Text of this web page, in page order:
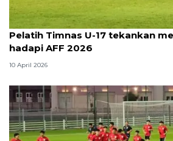
Pelatih Timnas U-17 tekankan
hadapi AFF 2026
10 April 2026